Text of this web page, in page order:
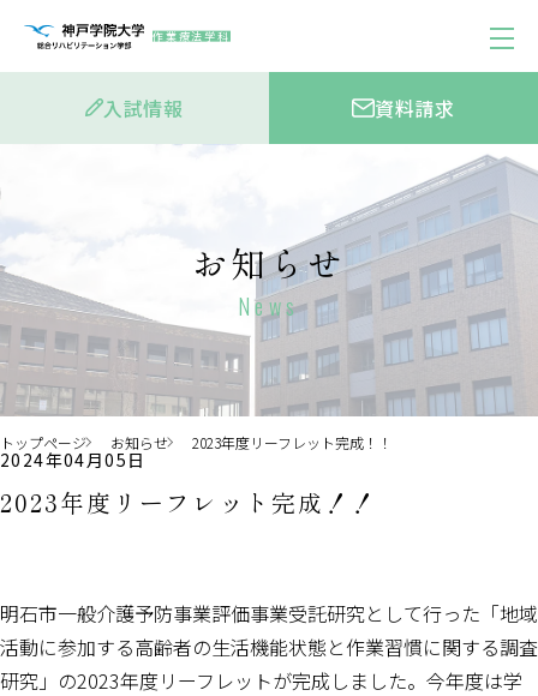
作業療法学科
入試情報 資料請求
お知らせ
News
トップページ お知らせ 2023年度リーフレット完成！！
2024年04月05日
2023年度リーフレット完成！！
明石市一般介護予防事業評価事業受託研究として行った「地域
活動に参加する高齢者の生活機能状態と作業習慣に関する調査
研究」の2023年度リーフレットが完成しました。今年度は学